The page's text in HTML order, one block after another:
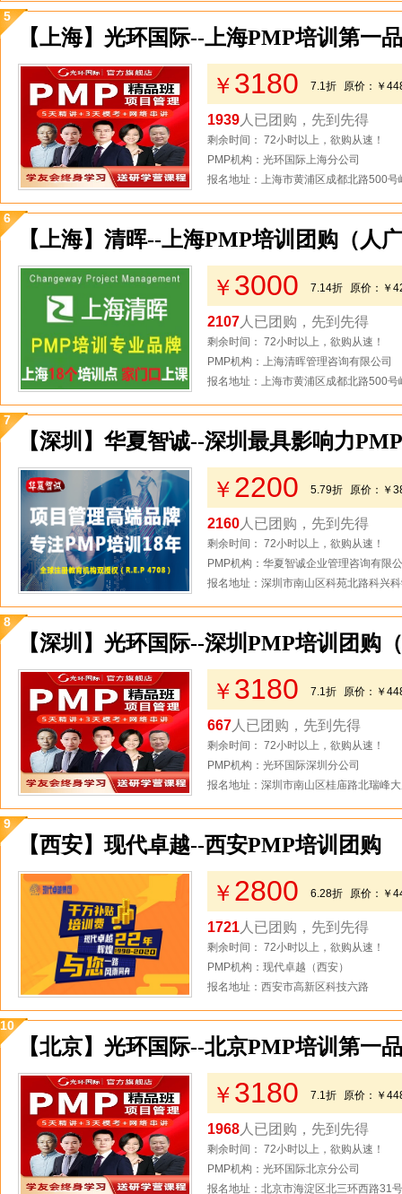
5
【上海】光环国际--上海PMP培训第一
￥ 3180 7.1折 原价： ￥
1939 人已团购，先到先得
剩余时间： 72小时以上，欲购从速！
PMP机构：光环国际上海分公司
报名地址：上海市黄浦区成都北路500
6
【上海】清晖--上海PMP培训团购（人
￥ 3000 7.14折 原价： ￥
2107 人已团购，先到先得
剩余时间： 72小时以上，欲购从速！
PMP机构：上海清晖管理咨询有限公司
报名地址：上海市黄浦区成都北路500
7
【深圳】华夏智诚--深圳最具影响力
￥ 2200 5.79折 原价： ￥
2160 人已团购，先到先得
剩余时间： 72小时以上，欲购从速！
PMP机构：华夏智诚企业管理咨询有限
报名地址：深圳市南山区科苑北路科兴
8
【深圳】光环国际--深圳PMP培训团购
￥ 3180 7.1折 原价： ￥
667 人已团购，先到先得
剩余时间： 72小时以上，欲购从速！
PMP机构：光环国际深圳分公司
报名地址：深圳市南山区桂庙路北瑞峰
9
【西安】现代卓越--西安PMP培训团购
￥ 2800 6.28折 原价： ￥
1721 人已团购，先到先得
剩余时间： 72小时以上，欲购从速！
PMP机构：现代卓越（西安）
报名地址：西安市高新区科技六路
10
【北京】光环国际--北京PMP培训第一
￥ 3180 7.1折 原价： ￥
1968 人已团购，先到先得
剩余时间： 72小时以上，欲购从速！
PMP机构：光环国际北京分公司
报名地址：北京市海淀区北三环西路31